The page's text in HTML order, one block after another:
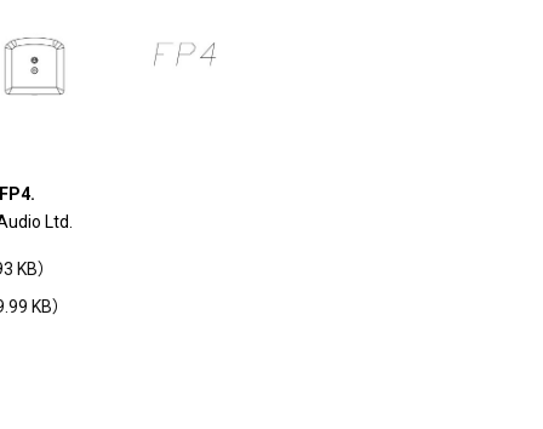
Ltd.
KB）
KB）